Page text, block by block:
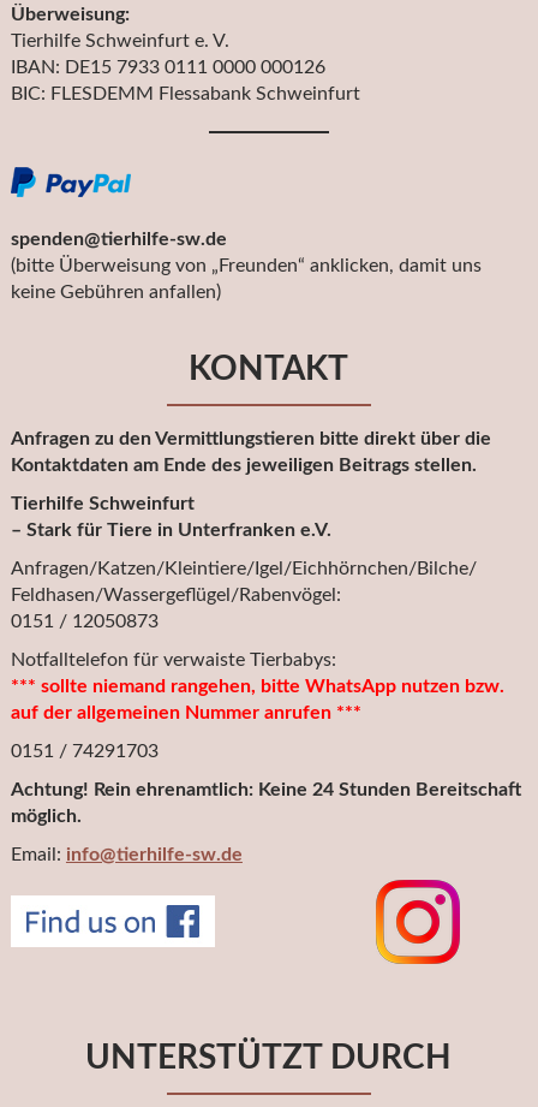
Überweisung:
Tierhilfe Schweinfurt e. V.
IBAN: DE15 7933 0111 0000 000126
BIC: FLESDEMM Flessabank Schweinfurt
spenden@tierhilfe-sw.de
(bitte Überweisung von „Freunden“ anklicken, damit uns
keine Gebühren anfallen)
KONTAKT
Anfragen zu den Vermittlungstieren bitte direkt über die
Kontaktdaten am Ende des jeweiligen Beitrags stellen.
Tierhilfe Schweinfurt
– Stark für Tiere in Unterfranken e.V.
Anfragen/Katzen/Kleintiere/Igel/Eichhörnchen/Bilche/
Feldhasen/Wassergeflügel/Rabenvögel:
0151 / 12050873
Notfalltelefon für verwaiste Tierbabys:
*** sollte niemand rangehen, bitte WhatsApp nutzen bzw.
auf der allgemeinen Nummer anrufen ***
0151 / 74291703
Achtung! Rein ehrenamtlich: Keine 24 Stunden Bereitschaft
möglich.
Email: info@tierhilfe-sw.de
UNTERSTÜTZT DURCH